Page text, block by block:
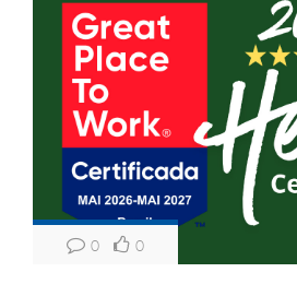
0 0